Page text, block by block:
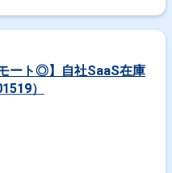
しました。 直近では、ChatGPT
トボットAIプラットフォームを
いています。 今後、複数の
方針です。 ・DXパートナーサ
推進を行う事業です。社内で開
す。 大手クライアント様と資
ート◎】自社SaaS在庫
）